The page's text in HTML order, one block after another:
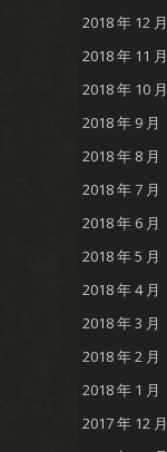
2018 年 12 月
2018 年 11 月
2018 年 10 月
2018 年 9 月
2018 年 8 月
2018 年 7 月
2018 年 6 月
2018 年 5 月
2018 年 4 月
2018 年 3 月
2018 年 2 月
2018 年 1 月
2017 年 12 月